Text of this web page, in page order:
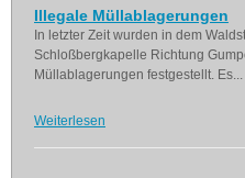
Illegale Müllablagerungen
In letzter Zeit wurden in dem
Schloßbergkapelle Richtung
Müllablagerungen festgestellt. Es...
Weiterlesen